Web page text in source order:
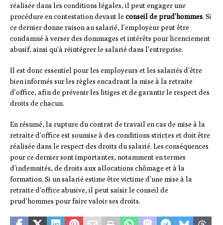
réalisée dans les conditions légales, il peut engager une
procédure en contestation devant le conseil de prud’hommes. Si
ce dernier donne raison au salarié, l’employeur peut être
condamné à verser des dommages et intérêts pour licenciement
abusif, ainsi qu’à réintégrer le salarié dans l’entreprise.
Il est donc essentiel pour les employeurs et les salariés d’être
bien informés sur les règles encadrant la mise à la retraite
d’office, afin de prévenir les litiges et de garantir le respect des
droits de chacun.
En résumé, la rupture du contrat de travail en cas de mise à la
retraite d’office est soumise à des conditions strictes et doit être
réalisée dans le respect des droits du salarié. Les conséquences
pour ce dernier sont importantes, notamment en termes
d’indemnités, de droits aux allocations chômage et à la
formation. Si un salarié estime être victime d’une mise à la
retraite d’office abusive, il peut saisir le conseil de
prud’hommes pour faire valoir ses droits.